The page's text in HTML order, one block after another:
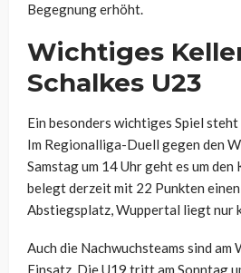
Begegnung erhöht.
Wichtiges
Schalkes U23
Ein besonders wichtiges Spiel steht
Im Regionalliga-Duell gegen den
Samstag um 14 Uhr geht es um den
belegt derzeit mit 22 Punkten
Abstiegsplatz, Wuppertal liegt nur
Auch die Nachwuchsteams sind am
Einsatz. Die U19 tritt am Sonntag